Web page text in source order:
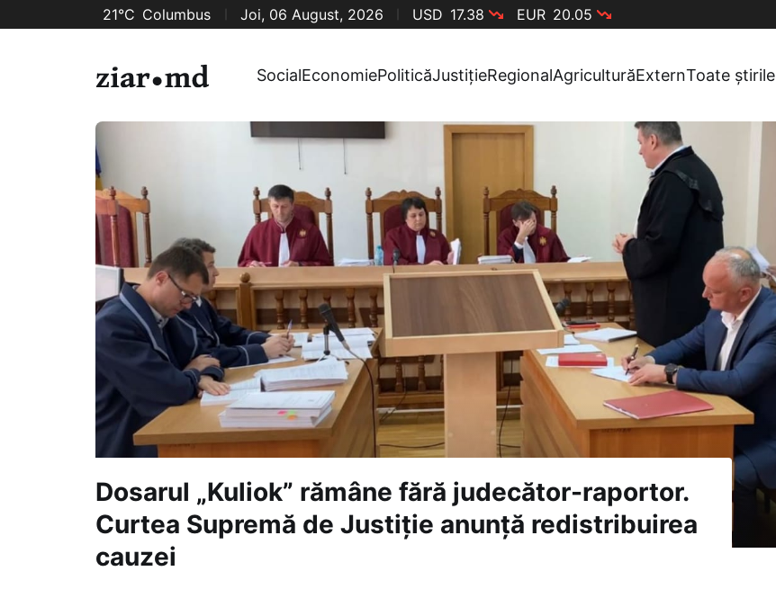
21°C Columbus Joi, 06 August, 2026 USD 17.38 EUR 20.05
SocialEconomiePoliticăJustițieRegionalAgriculturăExternToate știrile
Dosarul „Kuliok” rămâne fără judecător-raportor.
Curtea Supremă de Justiție anunță redistribuirea
cauzei